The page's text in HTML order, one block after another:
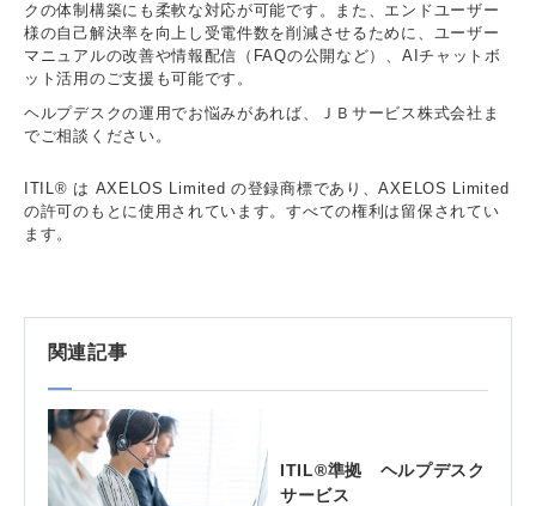
クの体制構築にも柔軟な対応が可能です。また、エンドユーザー
様の自己解決率を向上し受電件数を削減させるために、ユーザー
マニュアルの改善や情報配信（FAQの公開など）、AIチャットボ
ット活用のご支援も可能です。
ヘルプデスクの運用でお悩みがあれば、ＪＢサービス株式会社ま
でご相談ください。
ITIL® は AXELOS Limited の登録商標であり、AXELOS Limited
の許可のもとに使用されています。すべての権利は留保されてい
ます。
関連記事
ITIL®準拠 ヘルプデスク
サービス